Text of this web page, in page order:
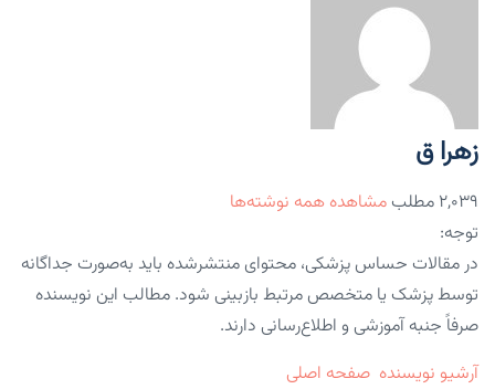
زهرا ق
۲,۰۳۹ مطلب
مشاهده همه نوشته‌ها
توجه:
در مقالات حساس پزشکی، محتوای منتشرشده باید به‌صورت جداگانه
توسط پزشک یا متخصص مرتبط بازبینی شود. مطالب این نویسنده
صرفاً جنبه آموزشی و اطلاع‌رسانی دارند.
آرشیو نویسنده صفحه اصلی